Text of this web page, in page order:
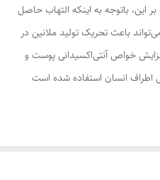
این، باتوجه به اینکه التهاب حاصل
باعث تحریک تولید ملانین در
خواص آنتی‌اکسیدانی پوست و
اطراف انسان استفاده شده است